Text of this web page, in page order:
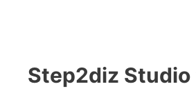
Step2diz Studio